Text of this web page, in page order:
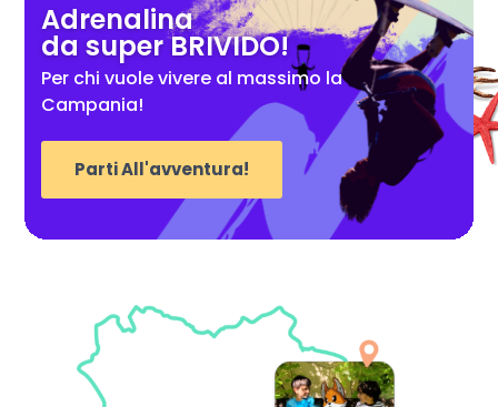
Adrenalina
da super BRIVIDO!
Per chi vuole vivere al massimo la
Campania!
Parti All'avventura!